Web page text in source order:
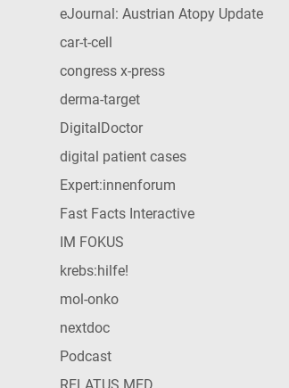
eJournal: Austrian Atopy Update
car-t-cell
congress x-press
derma-target
DigitalDoctor
digital patient cases
Expert:innenforum
Fast Facts Interactive
IM FOKUS
krebs:hilfe!
mol-onko
nextdoc
Podcast